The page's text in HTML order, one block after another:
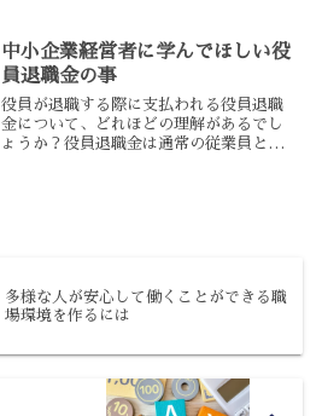
で、なぜ日常生活に関...
中小企業経営者に学んでほしい役
員退職金の事
役員が退職する際に支払われる役員退職
金について、どれほどの理解があるでし
ょうか？役員退職金は通常の従業員とは
多様な人が安心して働くことができる職
場環境を作るには